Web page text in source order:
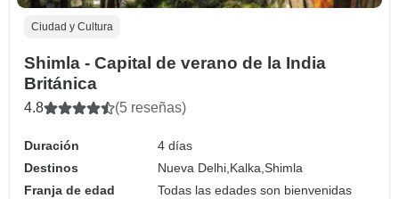
Ciudad y Cultura
Shimla - Capital de verano de la India
Británica
4.8 (5 reseñas)
Duración
4 días
Destinos
Nueva Delhi,Kalka,Shimla
Franja de edad
Todas las edades son bienvenidas